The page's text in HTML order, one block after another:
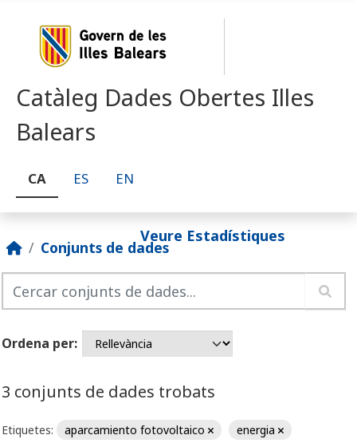
Catàleg Dades Obertes Illes
Balears
CA ES EN
Veure Estadístiques
Conjunts de dades
Ordena per
3 conjunts de dades trobats
Etiquetes: aparcamiento fotovoltaico
energia